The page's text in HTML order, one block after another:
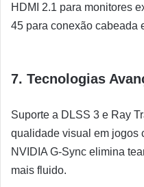
HDMI 2.1 para monitores
45 para conexão cabeada
7. Tecnologias
Suporte a DLSS 3 e Ray
qualidade visual em jogos
NVIDIA G-Sync elimina
mais fluido.